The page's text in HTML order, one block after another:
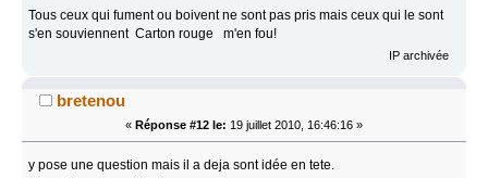
Tous ceux qui fument ou boivent ne sont pas pris mais ceux qui le sont
s'en souviennent Carton rouge m'en fou!
IP archivée
bretenou
« Réponse #12 le: 19 juillet 2010, 16:46:16 »
y pose une question mais il a deja sont idée en tete.